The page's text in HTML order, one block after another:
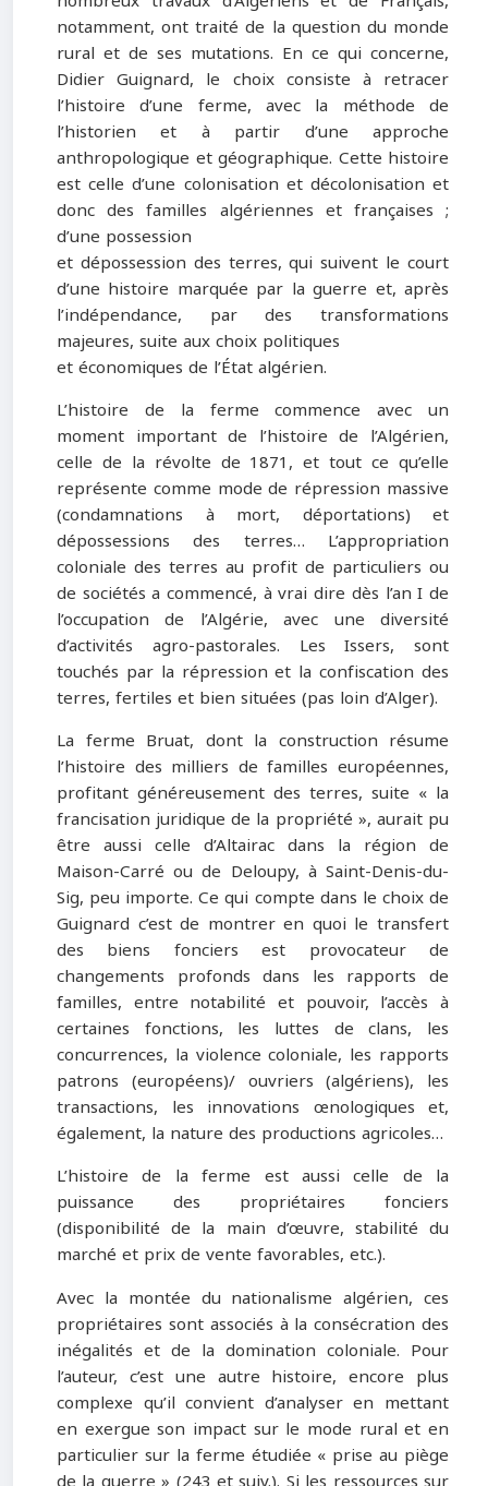
notamment, ont traité de la question du monde
rural et de ses mutations. En ce qui concerne,
Didier Guignard, le choix consiste à retracer
l’histoire d’une ferme, avec la méthode de
l’historien et à partir d’une approche
anthropologique et géographique. Cette histoire
est celle d’une colonisation et décolonisation et
donc des familles algériennes et françaises ;
d’une possession
et dépossession des terres, qui suivent le court
d’une histoire marquée par la guerre et, après
l’indépendance, par des transformations
majeures, suite aux choix politiques
et économiques de l’État algérien.
L’histoire de la ferme commence avec un
moment important de l’histoire de l’Algérien,
celle de la révolte de 1871, et tout ce qu’elle
représente comme mode de répression massive
(condamnations à mort, déportations) et
dépossessions des terres… L’appropriation
coloniale des terres au profit de particuliers ou
de sociétés a commencé, à vrai dire dès l’an I de
l’occupation de l’Algérie, avec une diversité
d’activités agro-pastorales. Les Issers, sont
touchés par la répression et la confiscation des
terres, fertiles et bien situées (pas loin d’Alger).
La ferme Bruat, dont la construction résume
l’histoire des milliers de familles européennes,
profitant généreusement des terres, suite « la
francisation juridique de la propriété », aurait pu
être aussi celle d’Altairac dans la région de
Maison-Carré ou de Deloupy, à Saint-Denis-du-
Sig, peu importe. Ce qui compte dans le choix de
Guignard c’est de montrer en quoi le transfert
des biens fonciers est provocateur de
changements profonds dans les rapports de
familles, entre notabilité et pouvoir, l’accès à
certaines fonctions, les luttes de clans, les
concurrences, la violence coloniale, les rapports
patrons (européens)/ ouvriers (algériens), les
transactions, les innovations œnologiques et,
également, la nature des productions agricoles…
L’histoire de la ferme est aussi celle de la
puissance des propriétaires fonciers
(disponibilité de la main d’œuvre, stabilité du
marché et prix de vente favorables, etc.).
Avec la montée du nationalisme algérien, ces
propriétaires sont associés à la consécration des
inégalités et de la domination coloniale. Pour
l’auteur, c’est une autre histoire, encore plus
complexe qu’il convient d’analyser en mettant
en exergue son impact sur le mode rural et en
particulier sur la ferme étudiée « prise au piège